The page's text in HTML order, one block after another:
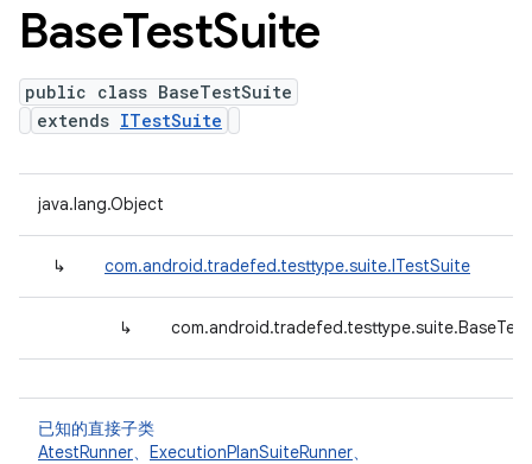
BaseTestSuite
public class BaseTestSuite
extends ITestSuite
java.lang.Object
↳ com.android.tradefed.testtype.suite.ITestSuite
↳
已知的直接子类
AtestRunner、 ExecutionPlanSuiteRunner、